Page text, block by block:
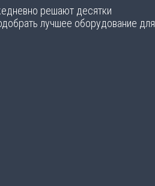
решают десятки
лучшее оборудование для